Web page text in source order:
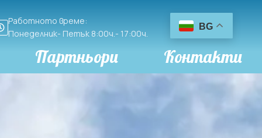
Работното време:
Понеделник- Петък 8:00ч.- 17:00ч.
BG
Партньори Контакти